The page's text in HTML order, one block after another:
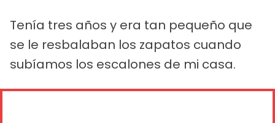
Tenía tres años y era tan pequeño que
se le resbalaban los zapatos cuando
subíamos los escalones de mi casa.